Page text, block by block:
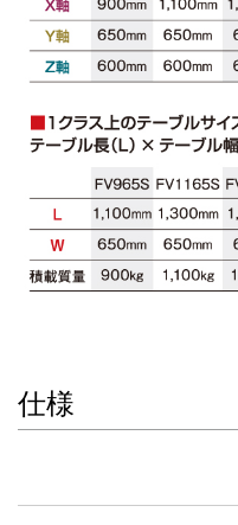
仕様